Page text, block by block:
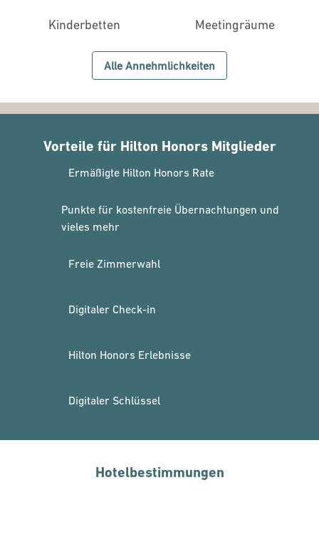
Kinderbetten Meeting­räume
Alle Annehmlichkeiten
Vorteile für Hilton Honors Mitglieder
Ermäßigte Hilton Honors Rate
Punkte für kostenfreie Übernachtungen und
vieles mehr
Freie Zimmerwahl
Digitaler Check-in
Hilton Honors Erlebnisse
Digitaler Schlüssel
Hotelbestimmungen